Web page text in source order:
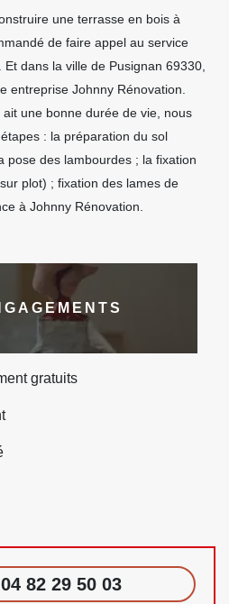
une terrasse en bois à
de faire appel au service
dans la ville de Pusignan 69330,
entreprise Johnny Rénovation.
une bonne durée de vie, nous
: la préparation du sol
pose des lambourdes ; la fixation
plot) ; fixation des lames de
à Johnny Rénovation.
gratuits
04 82 29 50 03